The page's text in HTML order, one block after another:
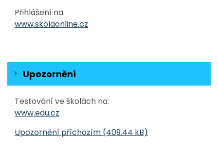
Přihlášení na:
www.skolaonline.cz
Upozornění
Testování ve školách na:
www.edu.cz
Upozornění příchozím (409.44 kB)